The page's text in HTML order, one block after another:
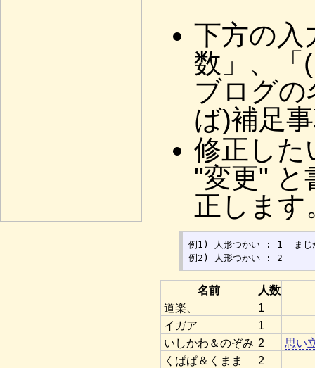
下方の入
数」、「
ブログの
ば)補足
修正した
"変更" と
正します
例1) 人形つかい : 1  ま
名前
人数
道楽、
1
イガア
1
いしかわ＆のぞみ 2
思い
くぱぱ＆くまま
2